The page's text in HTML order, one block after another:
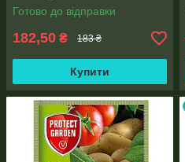
Готово до відправки
182,50 ₴ 183 ₴
Купити